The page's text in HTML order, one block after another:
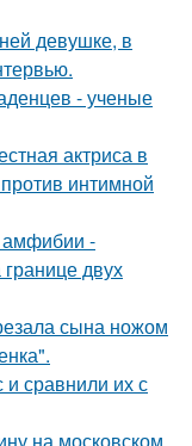
девушке, в
- ученые
актриса в
интимной
амфибии -
двух
сына ножом
сравнили их с